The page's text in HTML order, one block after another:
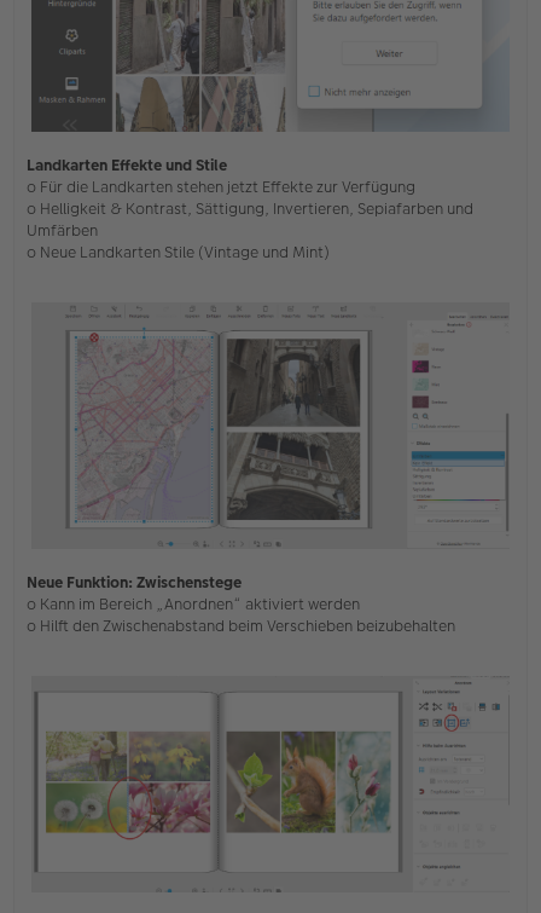
Landkarten Effekte und Stile
o Für die Landkarten stehen jetzt Effekte zur Verfügung
o Helligkeit & Kontrast, Sättigung, Invertieren, Sepiafarben und
Umfärben
o Neue Landkarten Stile (Vintage und Mint)
Neue Funktion: Zwischenstege
o Kann im Bereich „Anordnen“ aktiviert werden
o Hilft den Zwischenabstand beim Verschieben beizubehalten